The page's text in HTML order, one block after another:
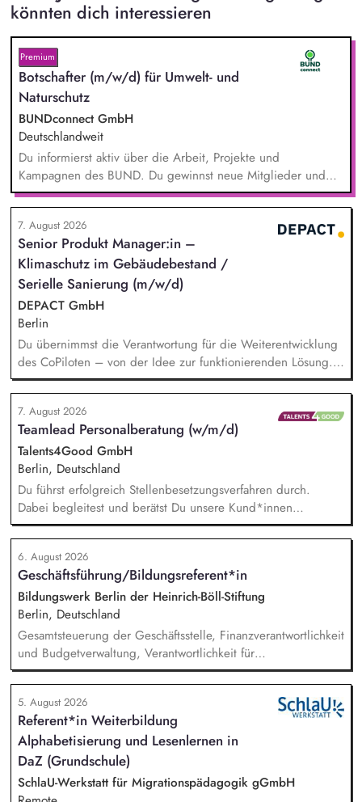
könnten dich interessieren
Premium
Botschafter (m/w/d) für Umwelt- und
Naturschutz
BUNDconnect GmbH
Deutschlandweit
Du informierst aktiv über die Arbeit, Projekte und
Kampagnen des BUND. Du gewinnst neue Mitglieder und
stärkst damit langfristig den Umwelt- und Naturschutz. Du
beantwortest Fragen zu Umwelt-, Arten- und Klimaschutz nach
bestem Wissen und Gewissen. Du unterstützt Kampagnen
und Aktionen, beispielsweise durch das Sammeln von
Unterschriften für Petitionen.
7. August 2026
Senior Produkt Manager:in –
Klimaschutz im Gebäudebestand /
Serielle Sanierung (m/w/d)
DEPACT GmbH
Berlin
Du übernimmst die Verantwortung für die Weiterentwicklung
des CoPiloten – von der Idee zur funktionierenden Lösung.
Im Zentrum stehen die Umsetzung und Implementierung: Du
verstehst die zugrunde liegenden Prozesse, optimierst sie,
und entwickelst daraus unser Produkt weiter, zusammen mit
unseren Partnern der Branche.
7. August 2026
Teamlead Personalberatung (w/m/d)
Talents4Good GmbH
Berlin, Deutschland
Du führst erfolgreich Stellenbesetzungsverfahren durch.
Dabei begleitest und berätst Du unsere Kund*innen
partnerschaftlich – vom Auftaktbriefing bis zur erfolgreichen
Besetzung. Du hältst die Fäden in unserem Team
Personalberatung zusammen und bist erste*r
Ansprechpartner*in sowie wichtigste*r Sparringspartner*in
für drei Kolleg*innen. Zudem bist Du Teil des Leitungskreises
zur strategischen Weiterentwicklung von Talents4Good.
6. August 2026
Geschäftsführung/Bildungsreferent*in
Bildungswerk Berlin der Heinrich-Böll-Stiftung
Berlin, Deutschland
Gesamtsteuerung der Geschäftsstelle, Finanzverantwortlichkeit
und Budgetverwaltung, Verantwortlichkeit für
Zuwendungsanträge, Verwendungsnachweise und
Sachberichte für unterschiedliche Zuwendungsgeber,
Kommunikation mit Zuwendungsgebern, Personalführung
(Personalfürsorge, Mitarbeiter*innengespräche), Entwicklung
von Leitlinien des Bildungsprogramms, Gremien- und
politische Vernetzungsarbeit, Durchführung von
Bildungsmaßnahmen, Entwicklung neuer Ideen und Formate
für politische Erwachsenenbildung.
5. August 2026
Referent*in Weiterbildung
Alphabetisierung und Lesenlernen in
DaZ (Grundschule)
SchlaU-Werkstatt für Migrationspädagogik gGmbH